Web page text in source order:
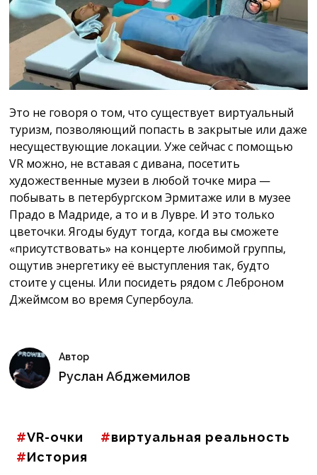
Это не говоря о том, что существует виртуальный
туризм, позволяющий попасть в закрытые или даже
несуществующие локации. Уже сейчас c помощью
VR можно, не вставая с дивана, посетить
художественные музеи в любой точке мира —
побывать в петербургском Эрмитаже или в музее
Прадо в Мадриде, а то и в Лувре. И это только
цветочки. Ягоды будут тогда, когда вы сможете
«присутствовать» на концерте любимой группы,
ощутив энергетику её выступления так, будто
стоите у сцены. Или посидеть рядом с Леброном
Джеймсом во время Супербоула.
Автор
Руслан Абджемилов
VR-очки
виртуальная реальность
История